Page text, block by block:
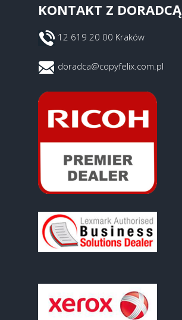
KONTAKT Z DORADCĄ
12 619 20 00 Kraków
doradca@copyfelix.com.pl